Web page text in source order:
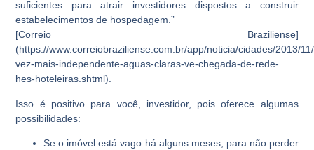
suficientes para atrair investidores dispostos a construir
estabelecimentos de hospedagem.”
[Correio Braziliense]
(https://www.correiobraziliense.com.br/app/noticia/cidades/2013/
vez-mais-independente-aguas-claras-ve-chegada-de-rede-
hes-hoteleiras.shtml).
Isso é positivo para você, investidor, pois oferece algumas
possibilidades:
Se o imóvel está vago há alguns meses, para não perder